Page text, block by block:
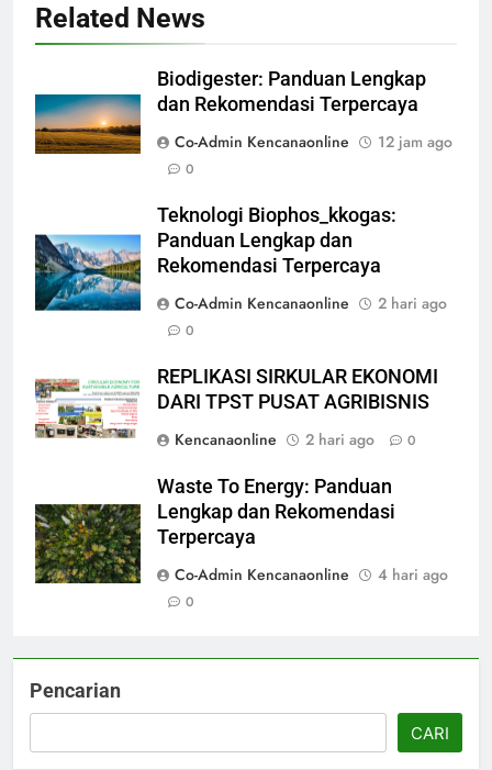
Related News
Biodigester: Panduan Lengkap
dan Rekomendasi Terpercaya
Co-Admin Kencanaonline
12 jam ago
0
Teknologi Biophos_kkogas:
Panduan Lengkap dan
Rekomendasi Terpercaya
Co-Admin Kencanaonline
2 hari ago
0
REPLIKASI SIRKULAR EKONOMI
DARI TPST PUSAT AGRIBISNIS
Kencanaonline
2 hari ago 0
Waste To Energy: Panduan
Lengkap dan Rekomendasi
Terpercaya
Co-Admin Kencanaonline
4 hari ago
0
Pencarian
CARI